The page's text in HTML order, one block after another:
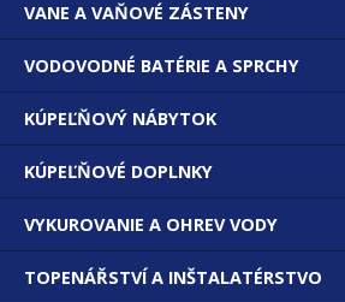
VANE A VAŇOVÉ ZÁSTENY
VODOVODNÉ BATÉRIE A SPRCHY
KÚPEĽŇOVÝ NÁBYTOK
KÚPEĽŇOVÉ DOPLNKY
VYKUROVANIE A OHREV VODY
TOPENÁŘSTVÍ A INŠTALATÉRSTVO